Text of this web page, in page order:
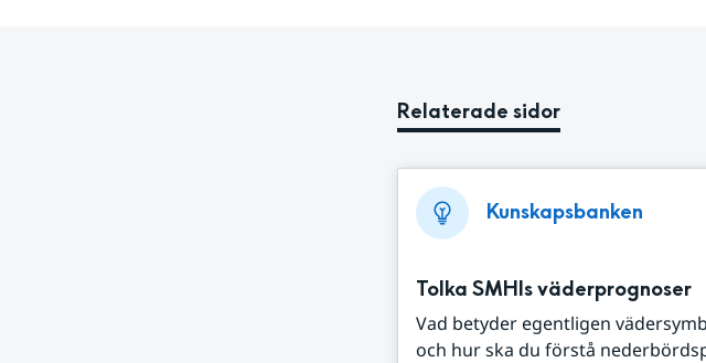
Relaterade sidor
Kunskapsbanken
Tolka SMHIs väderprognoser
Vad betyder egentligen
och hur ska du förstå